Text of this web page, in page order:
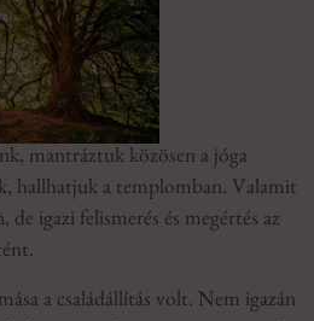
mantráztuk közösen a jóga
hallhatjuk a templomban. Valamit
de igazi felismerés és megértés az
a családállítás volt. Nem igazán